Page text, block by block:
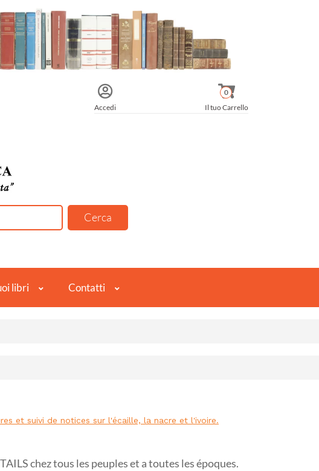
Accedi Il tuo Carrello
0
libri Contatti
et suivi de notices sur l'écaille, la nacre et l'ivoire.
chez tous les peuples et a toutes les époques.